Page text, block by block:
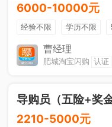
6000-10000元
经验不限 学历不限
奖励计划
加班补助
曹经理
肥城淘宝闪购 认证
导购员（五险+奖
2210-5000元